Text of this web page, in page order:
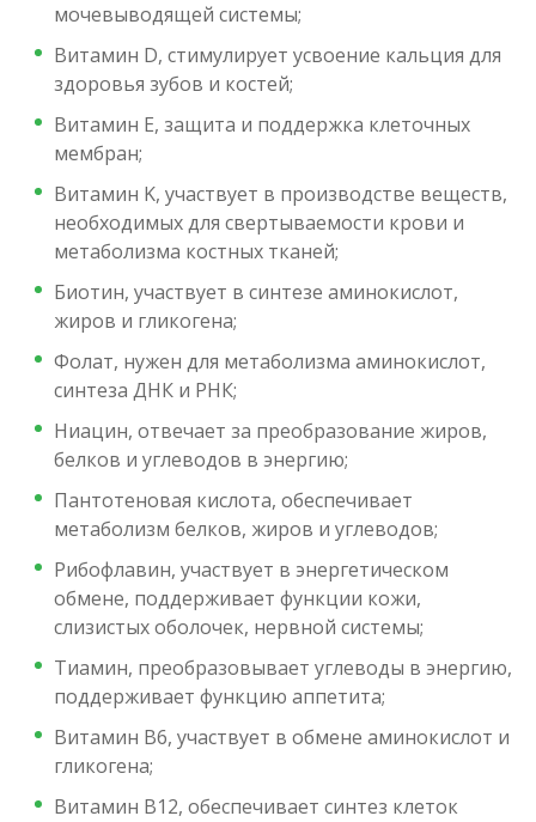
мочевыводящей системы;
Витамин D, стимулирует усвоение кальция для
здоровья зубов и костей;
Витамин Е, защита и поддержка клеточных
мембран;
Витамин K, участвует в производстве веществ,
необходимых для свертываемости крови и
метаболизма костных тканей;
Биотин, участвует в синтезе аминокислот,
жиров и гликогена;
Фолат, нужен для метаболизма аминокислот,
синтеза ДНК и РНК;
Ниацин, отвечает за преобразование жиров,
белков и углеводов в энергию;
Пантотеновая кислота, обеспечивает
метаболизм белков, жиров и углеводов;
Рибофлавин, участвует в энергетическом
обмене, поддерживает функции кожи,
слизистых оболочек, нервной системы;
Тиамин, преобразовывает углеводы в энергию,
поддерживает функцию аппетита;
Витамин В6, участвует в обмене аминокислот и
гликогена;
Витамин В12, обеспечивает синтез клеток